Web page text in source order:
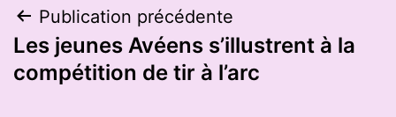
Navigation
de
Publication précédente
Les jeunes Avéens s’illustrent à la
compétition de tir à l’arc